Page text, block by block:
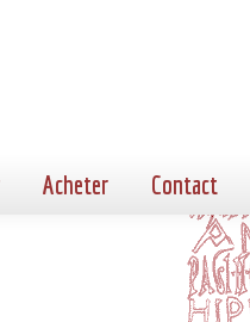
Acheter Contact